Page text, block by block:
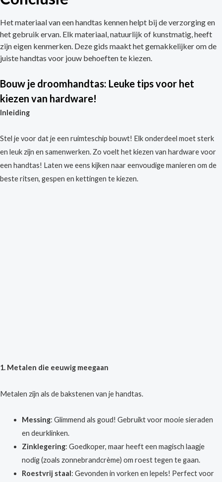
Het materiaal van een handtas kennen helpt bij de verzorging en
het gebruik ervan. Elk materiaal, natuurlijk of kunstmatig, heeft
zijn eigen kenmerken. Deze gids maakt het gemakkelijker om de
juiste handtas voor jouw behoeften te kiezen.
Bouw je droomhandtas: Leuke tips voor het
kiezen van hardware!
Inleiding
Stel je voor dat je een ruimteschip bouwt! Elk onderdeel moet sterk
en leuk zijn en samenwerken. Zo voelt het kiezen van hardware voor
een handtas! Laten we eens kijken naar eenvoudige manieren om de
beste ritsen, gespen en kettingen te kiezen.
1. Metalen die eeuwig meegaan
Metalen zijn als de bakstenen van je handtas.
Messing: Glimmend als goud! Gebruikt voor mooie sieraden
en deurklinken.
Zinklegering: Goedkoper, maar heeft een magisch laagje
nodig (zoals zonnebrandcrème) om roest tegen te gaan.
Roestvrij staal: Gevonden in vorken en lepels! Perfect voor